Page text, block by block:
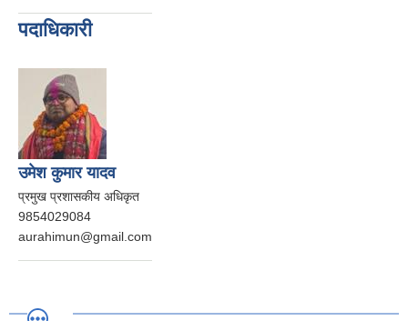
पदाधिकारी
उमेश कुमार यादव
प्रमुख प्रशासकीय अधिकृत
9854029084
aurahimun@gmail.com